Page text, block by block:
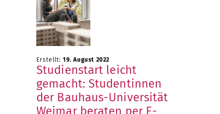
Erstellt: 19. August 2022
Studienstart leicht
gemacht: Studentinnen
der Bauhaus-Universität
Weimar beraten per E-